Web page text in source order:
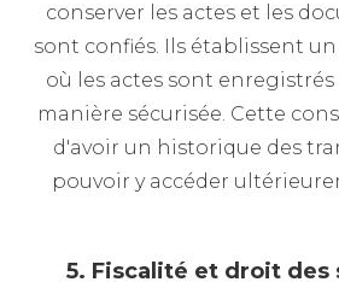
conserver les actes et les
sont confiés. Ils établissent
où les actes sont enregistrés
manière sécurisée. Cette
d'avoir un historique des
pouvoir y accéder
5. Fiscalité et droit des